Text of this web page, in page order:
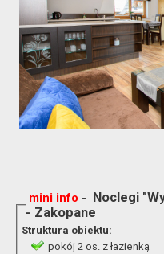
mini info - Noclegi
- Zakopane
Struktura obiektu:
pokój 2 os. z łazienką